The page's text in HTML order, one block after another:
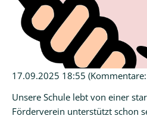
17.09.2025 18:55
Unsere Schule lebt von einer
Förderverein unterstützt schon